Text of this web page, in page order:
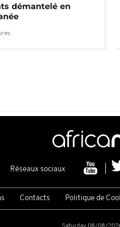
démantelé en
Réseaux sociaux
Contacts Politique de